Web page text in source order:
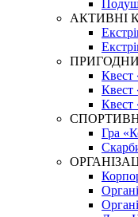
АКТИВНІ
Квест
Квест
Квест
Гра